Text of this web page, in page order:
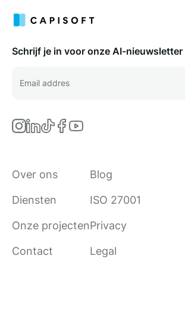
Schrijf je in voor onze AI-nieuwsletter
Over ons
Diensten
Onze projecten
Contact
Blog
ISO 27001
Privacy
Legal